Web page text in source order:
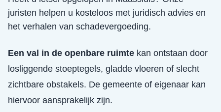
juristen helpen u kosteloos met juridisch advies en
het verhalen van schadevergoeding.
Een val in de openbare ruimte kan ontstaan door
losliggende stoeptegels, gladde vloeren of slecht
zichtbare obstakels. De gemeente of eigenaar kan
hiervoor aansprakelijk zijn.